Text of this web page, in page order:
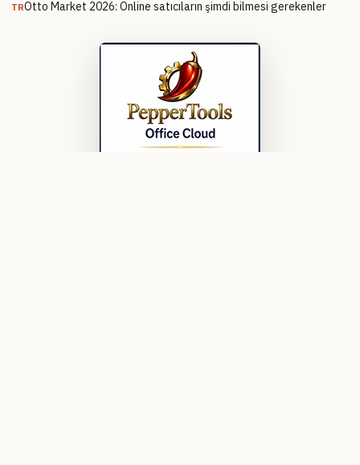
TROtto Market 2026: Online satıcıların şimdi bilmesi gerekenler